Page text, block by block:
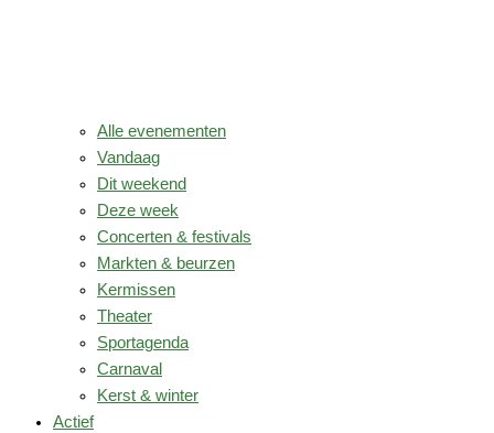
Alle evenementen
Vandaag
Dit weekend
Deze week
Concerten & festivals
Markten & beurzen
Kermissen
Theater
Sportagenda
Carnaval
Kerst & winter
Actief